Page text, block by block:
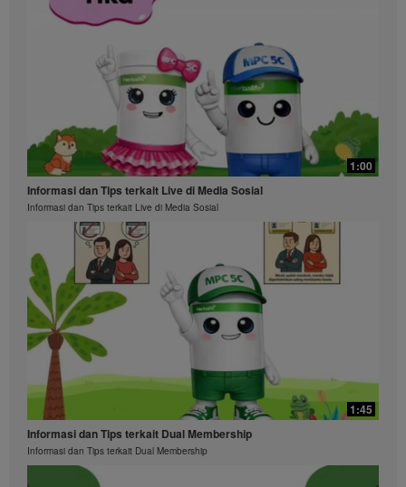
1:00
Informasi dan Tips terkait Live di Media Sosial
Informasi dan Tips terkait Live di Media Sosial
1:45
Informasi dan Tips terkait Dual Membership
Informasi dan Tips terkait Dual Membership